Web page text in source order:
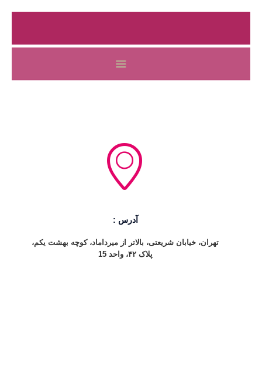
آدرس :
تهران، خیابان شریعتی، بالاتر از میرداماد، کوچه بهشت یکم،
پلاک ۴۲، واحد 15